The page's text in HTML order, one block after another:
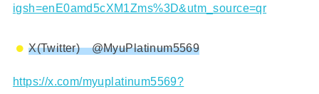
igsh=enE0amd5cXM1Zms%3D&utm_source=qr
X(Twitter) @MyuPlatinum5569
https://x.com/myuplatinum5569?